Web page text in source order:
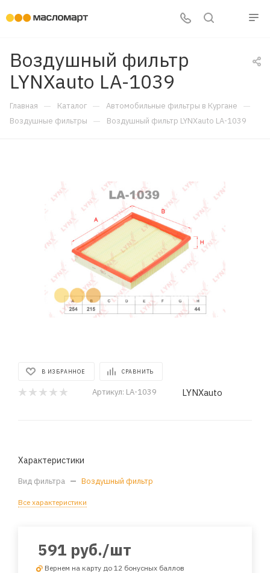
Воздушный фильтр
LYNXauto LA-1039
Главная — Каталог — Автомобильные фильтры в Кургане —
Воздушные фильтры — Воздушный фильтр LYNXauto LA-1039
В ИЗБРАННОЕ СРАВНИТЬ
Артикул: LA-1039 LYNXauto
Характеристики
Вид фильтра — Воздушный фильтр
Все характеристики
591 руб./шт
Вернем на карту до 12 бонусных баллов